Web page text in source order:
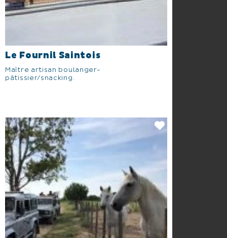
Le Fournil Saintois
Maître artisan boulanger-
pâtissier/snacking.